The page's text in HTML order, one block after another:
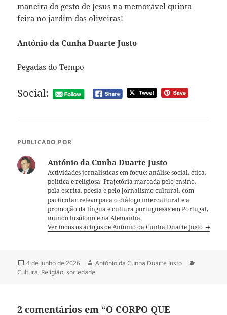
maneira do gesto de Jesus na memorável quinta
feira no jardim das oliveiras!
António da Cunha Duarte Justo
Pegadas do Tempo
Social:
PUBLICADO POR
António da Cunha Duarte Justo
Actividades jornalísticas em foque: análise social, ética,
política e religiosa. Prajetória marcada pelo ensino,
pela escrita, poesia e pelo jornalismo cultural, com
particular relevo para o diálogo intercultural e a
promoção da língua e cultura portuguesas em Portugal,
mundo lusófono e na Alemanha.
Ver todos os artigos de António da Cunha Duarte Justo
Publicado
a
4 de Junho de 2026 Autor
António da Cunha Duarte Justo
Cultura, Religião,sociedade
2 comentários em “O CORPO QUE